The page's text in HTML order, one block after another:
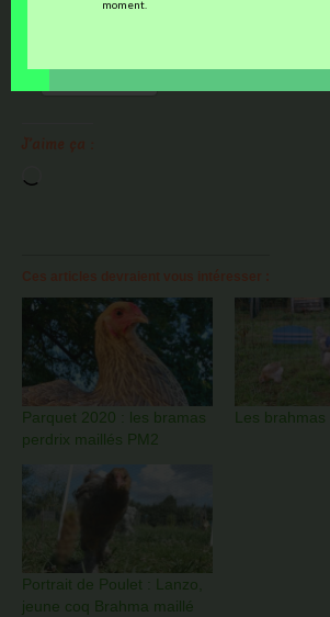
Parquet 2020 : les bramas
perdrix maillés PM2
Les
Portrait de Poulet : Lanzo,
jeune coq Brahma maillé
moment.